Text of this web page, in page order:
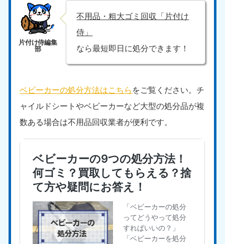
不用品・粗大ゴミ回収「片付け
侍」
なら最短即日に処分できます！
ベビーカーの処分方法はこちら をご覧ください。チ
ャイルドシートやベビーカーなど大型の処分品が複
数ある場合は不用品回収業者が便利です。